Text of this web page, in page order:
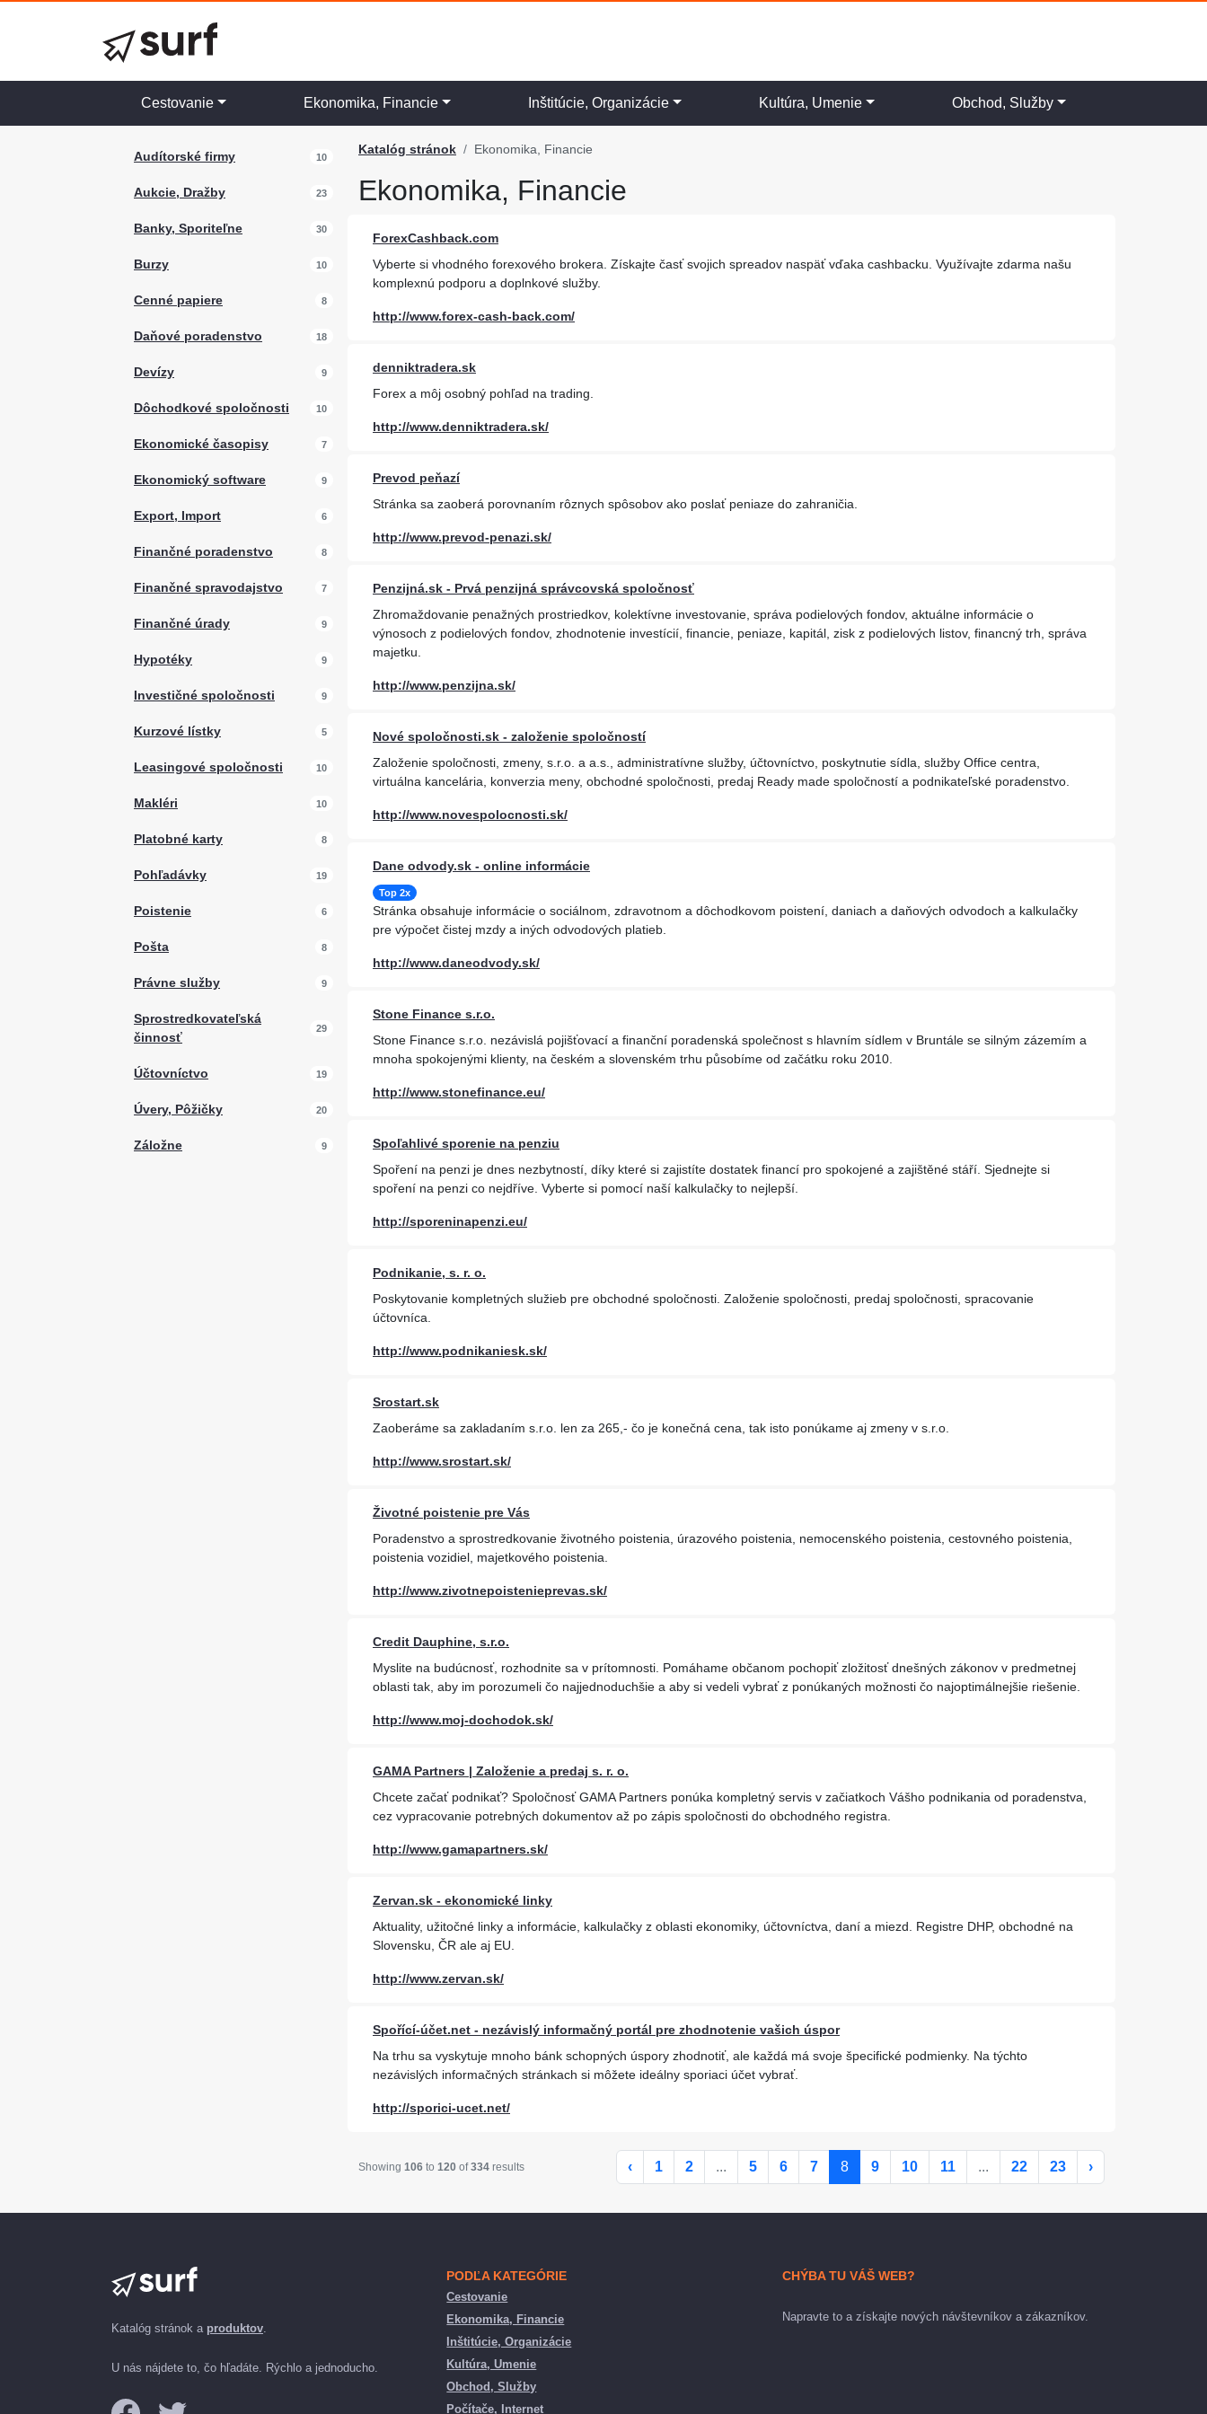
Cestovanie Ekonomika, Financie Inštitúcie, Organizácie Kultúra, Umenie Obchod, Služby
Audítorské firmy 10
Aukcie, Dražby 23
Banky, Sporiteľne 30
Burzy 10
Cenné papiere 8
Daňové poradenstvo 18
Devízy 9
Dôchodkové spoločnosti 10
Ekonomické časopisy 7
Ekonomický software 9
Export, Import 6
Finančné poradenstvo 8
Finančné spravodajstvo 7
Finančné úrady 9
Hypotéky 9
Investičné spoločnosti 9
Kurzové lístky 5
Leasingové spoločnosti 10
Makléri 10
Platobné karty 8
Pohľadávky 19
Poistenie 6
Pošta 8
Právne služby 9
Sprostredkovateľská
činnosť
29
Účtovníctvo 19
Úvery, Pôžičky 20
Záložne 9
Katalóg stránok Ekonomika, Financie
Ekonomika, Financie
ForexCashback.com
Vyberte si vhodného forexového brokera. Získajte časť svojich spreadov naspäť vďaka cashbacku. Využívajte zdarma našu
komplexnú podporu a doplnkové služby.
http://www.forex-cash-back.com/
denniktradera.sk
Forex a môj osobný pohľad na trading.
http://www.denniktradera.sk/
Prevod peňazí
Stránka sa zaoberá porovnaním rôznych spôsobov ako poslať peniaze do zahraničia.
http://www.prevod-penazi.sk/
Penzijná.sk - Prvá penzijná správcovská spoločnosť
Zhromaždovanie penažných prostriedkov, kolektívne investovanie, správa podielových fondov, aktuálne informácie o
výnosoch z podielových fondov, zhodnotenie investícií, financie, peniaze, kapitál, zisk z podielových listov, financný trh, správa
majetku.
http://www.penzijna.sk/
Nové spoločnosti.sk - založenie spoločností
Založenie spoločnosti, zmeny, s.r.o. a a.s., administratívne služby, účtovníctvo, poskytnutie sídla, služby Office centra,
virtuálna kancelária, konverzia meny, obchodné spoločnosti, predaj Ready made spoločností a podnikateľské poradenstvo.
http://www.novespolocnosti.sk/
Dane odvody.sk - online informácie
Top 2x
Stránka obsahuje informácie o sociálnom, zdravotnom a dôchodkovom poistení, daniach a daňových odvodoch a kalkulačky
pre výpočet čistej mzdy a iných odvodových platieb.
http://www.daneodvody.sk/
Stone Finance s.r.o.
Stone Finance s.r.o. nezávislá pojišťovací a finanční poradenská společnost s hlavním sídlem v Bruntále se silným zázemím a
mnoha spokojenými klienty, na českém a slovenském trhu působíme od začátku roku 2010.
http://www.stonefinance.eu/
Spoľahlivé sporenie na penziu
Spoření na penzi je dnes nezbytností, díky které si zajistíte dostatek financí pro spokojené a zajištěné stáří. Sjednejte si
spoření na penzi co nejdříve. Vyberte si pomocí naší kalkulačky to nejlepší.
http://sporeninapenzi.eu/
Podnikanie, s. r. o.
Poskytovanie kompletných služieb pre obchodné spoločnosti. Založenie spoločnosti, predaj spoločnosti, spracovanie
účtovníca.
http://www.podnikaniesk.sk/
Srostart.sk
Zaoberáme sa zakladaním s.r.o. len za 265,- čo je konečná cena, tak isto ponúkame aj zmeny v s.r.o.
http://www.srostart.sk/
Životné poistenie pre Vás
Poradenstvo a sprostredkovanie životného poistenia, úrazového poistenia, nemocenského poistenia, cestovného poistenia,
poistenia vozidiel, majetkového poistenia.
http://www.zivotnepoistenieprevas.sk/
Credit Dauphine, s.r.o.
Myslite na budúcnosť, rozhodnite sa v prítomnosti. Pomáhame občanom pochopiť zložitosť dnešných zákonov v predmetnej
oblasti tak, aby im porozumeli čo najjednoduchšie a aby si vedeli vybrať z ponúkaných možnosti čo najoptimálnejšie riešenie.
http://www.moj-dochodok.sk/
GAMA Partners | Založenie a predaj s. r. o.
Chcete začať podnikať? Spoločnosť GAMA Partners ponúka kompletný servis v začiatkoch Vášho podnikania od poradenstva,
cez vypracovanie potrebných dokumentov až po zápis spoločnosti do obchodného registra.
http://www.gamapartners.sk/
Zervan.sk - ekonomické linky
Aktuality, užitočné linky a informácie, kalkulačky z oblasti ekonomiky, účtovníctva, daní a miezd. Registre DHP, obchodné na
Slovensku, ČR ale aj EU.
http://www.zervan.sk/
Spořící-účet.net - nezávislý informačný portál pre zhodnotenie vašich úspor
Na trhu sa vyskytuje mnoho bánk schopných úspory zhodnotiť, ale každá má svoje špecifické podmienky. Na týchto
nezávislých informačných stránkach si môžete ideálny sporiaci účet vybrať.
http://sporici-ucet.net/
Showing 106 to 120 of334 results ‹ 1 2 ... 5 6 7 8 9 10 11 ... 22 23 ›
Katalóg stránok a produktov.
U nás nájdete to, čo hľadáte. Rýchlo a jednoducho.
PODĽA KATEGÓRIE
Cestovanie
Ekonomika, Financie
Inštitúcie, Organizácie
Kultúra, Umenie
Obchod, Služby
Počítače, Internet
CHÝBA TU VÁŠ WEB?
Napravte to a získajte nových návštevníkov a zákazníkov.